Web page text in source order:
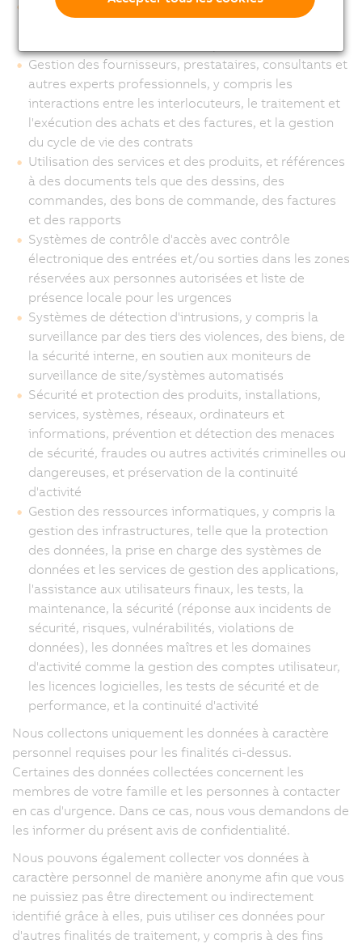
Gestion des relations avec la clientèle, exécution des
Gestion des fournisseurs, prestataires, consultants et
autres experts professionnels, y compris les
interactions entre les interlocuteurs, le traitement et
l'exécution des achats et des factures, et la gestion
du cycle de vie des contrats
Utilisation des services et des produits, et références
à des documents tels que des dessins, des
commandes, des bons de commande, des factures
et des rapports
Systèmes de contrôle d'accès avec contrôle
électronique des entrées et/ou sorties dans les zones
réservées aux personnes autorisées et liste de
présence locale pour les urgences
Systèmes de détection d'intrusions, y compris la
surveillance par des tiers des violences, des biens, de
la sécurité interne, en soutien aux moniteurs de
surveillance de site/systèmes automatisés
Sécurité et protection des produits, installations,
services, systèmes, réseaux, ordinateurs et
informations, prévention et détection des menaces
de sécurité, fraudes ou autres activités criminelles ou
dangereuses, et préservation de la continuité
d'activité
Gestion des ressources informatiques, y compris la
gestion des infrastructures, telle que la protection
des données, la prise en charge des systèmes de
données et les services de gestion des applications,
l'assistance aux utilisateurs finaux, les tests, la
maintenance, la sécurité (réponse aux incidents de
sécurité, risques, vulnérabilités, violations de
données), les données maîtres et les domaines
d'activité comme la gestion des comptes utilisateur,
les licences logicielles, les tests de sécurité et de
performance, et la continuité d'activité
Nous collectons uniquement les données à caractère
personnel requises pour les finalités ci-dessus.
Certaines des données collectées concernent les
membres de votre famille et les personnes à contacter
en cas d'urgence. Dans ce cas, nous vous demandons de
les informer du présent avis de confidentialité.
Nous pouvons également collecter vos données à
caractère personnel de manière anonyme afin que vous
ne puissiez pas être directement ou indirectement
identifié grâce à elles, puis utiliser ces données pour
d'autres finalités de traitement, y compris à des fins